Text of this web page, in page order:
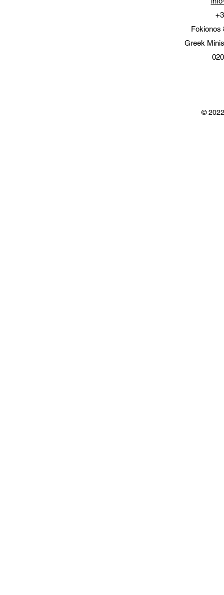
Fokionos
Greek
©